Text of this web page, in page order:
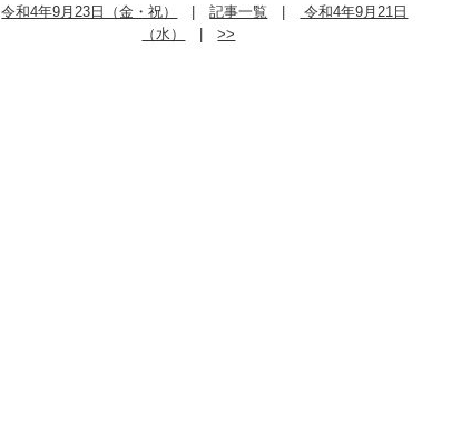
令和4年9月23日（金・祝） |記事一覧
令和4年9月21日
（水）
|>>